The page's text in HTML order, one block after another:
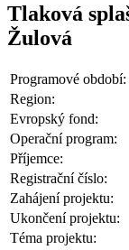
Tlaková
Žulová
Programové období:
Region:
Evropský fond:
Operační program:
Příjemce:
Registrační číslo:
Zahájení projektu:
Ukončení projektu:
Téma projektu: